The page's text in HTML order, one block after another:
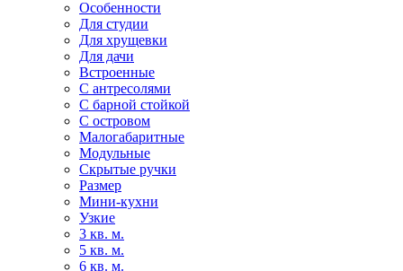
Особенности
Для студии
Для хрущевки
Для дачи
Встроенные
С антресолями
С барной стойкой
С островом
Малогабаритные
Модульные
Скрытые ручки
Размер
Мини-кухни
Узкие
3 кв. м.
5 кв. м.
6 кв. м.